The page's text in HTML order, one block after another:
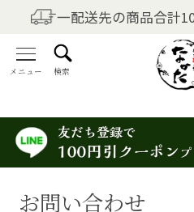
一配送先の商品合計
メニュー 検索
商品を探す
全商品一覧
梅干しの商品一覧
梅酒の商品一覧
梅製品・その他の商品
お問い合わせ